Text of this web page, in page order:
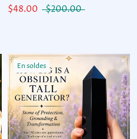
$48.00
$200.00
En soldes